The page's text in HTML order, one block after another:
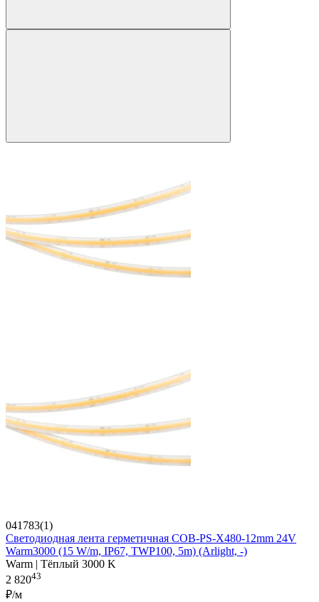
041783(1)
Светодиодная лента герметичная COB-PS-X480-12mm 24V
Warm3000 (15 W/m, IP67, TWP100, 5m) (Arlight, -)
Warm | Тёплый 3000 K
2 82043
₽/м